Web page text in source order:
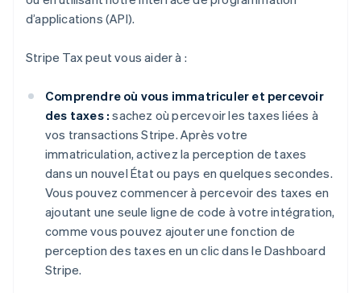
d’applications (API).
Stripe Tax peut vous aider à :
Comprendre où vous immatriculer et percevoir
des taxes : sachez où percevoir les taxes liées à
vos transactions Stripe. Après votre
immatriculation, activez la perception de taxes
dans un nouvel État ou pays en quelques secondes.
Vous pouvez commencer à percevoir des taxes en
ajoutant une seule ligne de code à votre intégration,
comme vous pouvez ajouter une fonction de
perception des taxes en un clic dans le Dashboard
Stripe.